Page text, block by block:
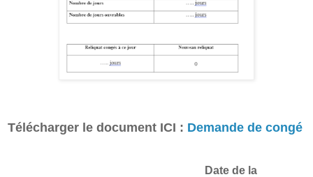
Télécharger le document ICI : Demande de congé
Date de la